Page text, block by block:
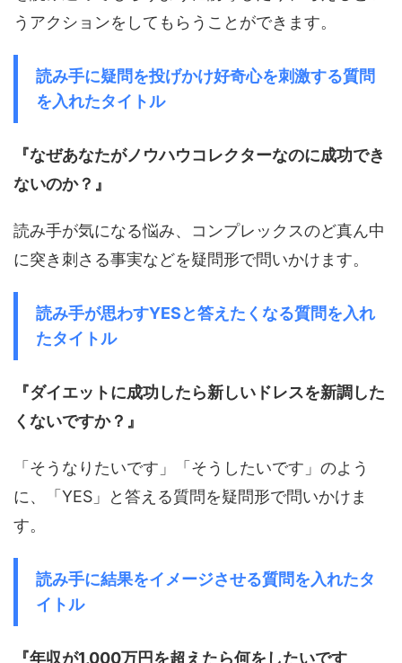
うアクションをしてもらうことができます。
読み手に疑問を投げかけ好奇心を刺激する質問
を入れたタイトル
『なぜあなたがノウハウコレクターなのに成功でき
ないのか？』
読み手が気になる悩み、コンプレックスのど真ん中
に突き刺さる事実などを疑問形で問いかけます。
読み手が思わすYESと答えたくなる質問を入れ
たタイトル
『ダイエットに成功したら新しいドレスを新調した
くないですか？』
「そうなりたいです」「そうしたいです」のよう
に、「YES」と答える質問を疑問形で問いかけま
す。
読み手に結果をイメージさせる質問を入れたタ
イトル
『年収が1,000万円を超えたら何をしたいです